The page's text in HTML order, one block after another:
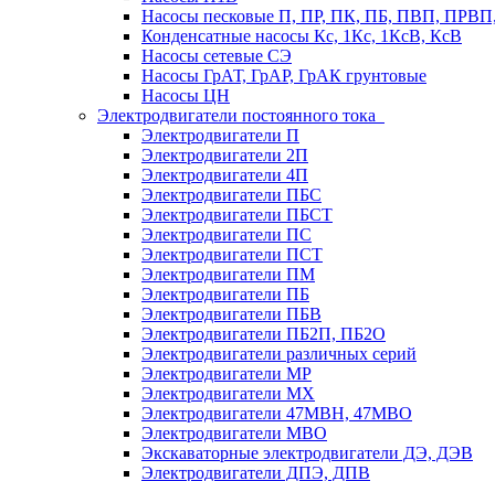
Насосы песковые П, ПР, ПК, ПБ, ПВП,
Конденсатные насосы Кс, 1Кс, 1КсВ, КсВ
Насосы сетевые СЭ
Насосы ГрАТ, ГрАР, ГрАК грунтовые
Насосы ЦН
Электродвигатели постоянного тока
Электродвигатели П
Электродвигатели 2П
Электродвигатели 4П
Электродвигатели ПБС
Электродвигатели ПБСТ
Электродвигатели ПС
Электродвигатели ПСТ
Электродвигатели ПМ
Электродвигатели ПБ
Электродвигатели ПБВ
Электродвигатели ПБ2П, ПБ2О
Электродвигатели различных серий
Электродвигатели МР
Электродвигатели MX
Электродвигатели 47MBH, 47МВО
Электродвигатели MBO
Экскаваторные электродвигатели ДЭ, ДЭВ
Электродвигатели ДПЭ, ДПВ